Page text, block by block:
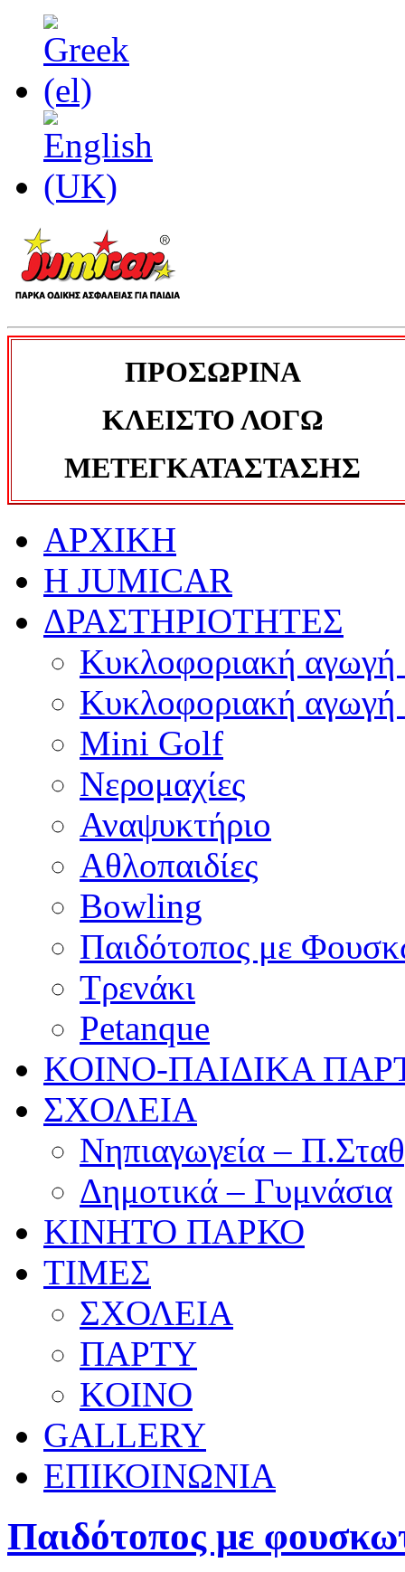
ΠΡΟΣΩΡΙΝΑ
ΚΛΕΙΣΤΟ ΛΟΓΩ
ΜΕΤΕΓΚΑΤΑΣΤΑΣΗΣ
ΑΡΧΙΚΗ
Η JUMICAR
ΔΡΑΣΤΗΡΙΟΤΗΤΕΣ
Κυκλοφοριακή αγωγή
Κυκλοφοριακή αγωγή
Mini Golf
Νερομαχίες
Αναψυκτήριο
Αθλοπαιδίες
Bowling
Παιδότοπος με
Τρενάκι
Petanque
KOINO-ΠΑΙΔΙΚΑ
ΣΧΟΛΕΙΑ
Νηπιαγωγεία –
Δημοτικά – Γυμνάσια
ΚΙΝΗΤΟ ΠΑΡΚΟ
ΤΙΜΕΣ
ΣΧΟΛΕΙΑ
ΠΑΡΤΥ
KOINO
GALLERY
ΕΠΙΚΟΙΝΩΝΙΑ
Παιδότοπος με